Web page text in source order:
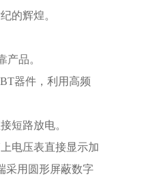
的辉煌。
品。
器件，利用高频
短路放电。
电压表直接显示加
采用圆形屏蔽数字